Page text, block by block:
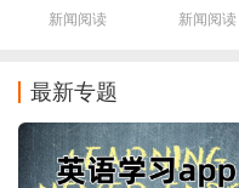
app
新闻阅读
最新版本
新闻阅读
最新专题